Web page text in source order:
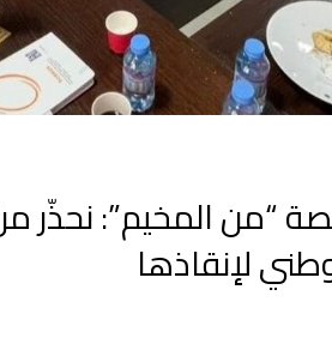
“من المخيم”:
لإنقاذها